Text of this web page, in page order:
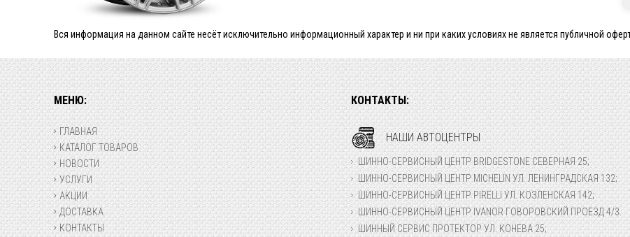
Вся информация на данном сайте несёт исключительно информационный характер и ни при каких условиях не является публичной
МЕНЮ:
ГЛАВНАЯ
КАТАЛОГ ТОВАРОВ
НОВОСТИ
УСЛУГИ
АКЦИИ
ДОСТАВКА
КОНТАКТЫ
КОНТАКТЫ:
НАШИ АВТОЦЕНТРЫ
ШИННО-СЕРВИСНЫЙ ЦЕНТР BRIDGESTONE СЕВЕРНАЯ 25;
ШИННО-СЕРВИСНЫЙ ЦЕНТР MICHELIN УЛ. ЛЕНИНГРАДСКАЯ 132;
ШИННО-СЕРВИСНЫЙ ЦЕНТР PIRELLI УЛ. КОЗЛЕНСКАЯ 142;
ШИННО-СЕРВИСНЫЙ ЦЕНТР IVANOR ГОВОРОВСКИЙ ПРОЕЗД 4/3.
ШИННЫЙ СЕРВИС ПРОТЕКТОР УЛ. КОНЕВА 25;